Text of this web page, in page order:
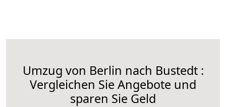
Umzug von Berlin nach Bustedt :
Vergleichen Sie Angebote und
sparen Sie Geld